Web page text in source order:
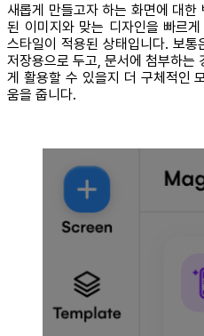
새롭게 만들고자 하는 화면에 대한
된 이미지와 맞는 디자인을 빠르
스타일이 적용된 상태입니다. 보
저장용으로 두고, 문서에 첨부하는
게 활용할 수 있을지 더 구체적인
움을 줍니다.